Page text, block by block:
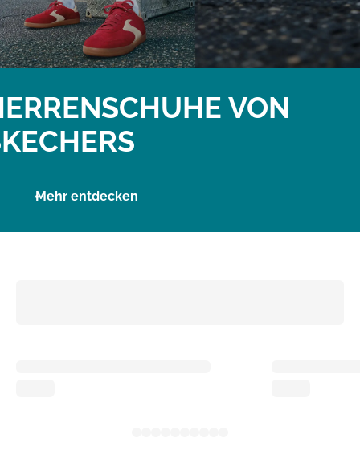
VON
Mehr entdecken